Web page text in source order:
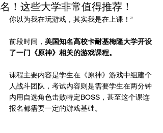
名！这些大学非常值得推荐！
你以为我在玩游戏，其实我是在上课！”
前段时间， 美国知名高校卡耐基梅隆大学开设
了一门《原神》相关的游戏课程。
课程主要内容是学生在《原神》游戏中组建个
人战斗团队，考试内容则是需要学生在两分钟
内用自选角色击败特定BOSS，甚至这个课连
报名都需要一定的游戏基础。